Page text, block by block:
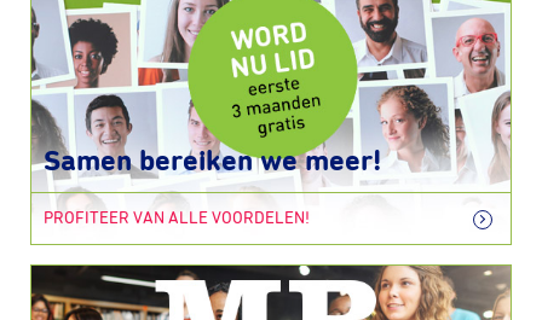
Samen bereiken we meer!
PROFITEER VAN ALLE VOORDELEN!